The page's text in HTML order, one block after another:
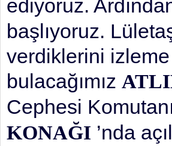
ediyoruz.
başlıyoruz.
verdiklerini izleme
bulacağımız
Cephesi
KONAĞI ’nda